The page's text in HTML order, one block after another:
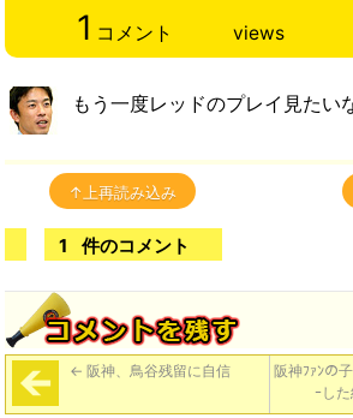
1 コメント views
もう一度レッドのプレイ見たい
↑上再読み込み
1 件のコメント
← 阪神、鳥谷残留に自信
阪神ﾌｧﾝの
ｰし